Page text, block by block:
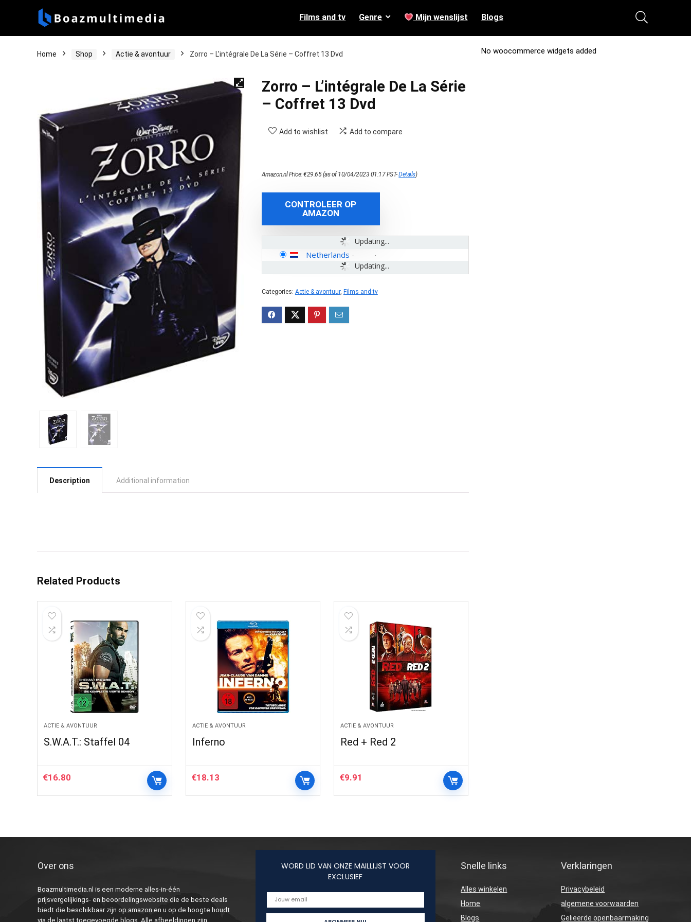
Films and tv Genre Mijn wenslijst Blogs
Home Shop Actie & avontuur Zorro – L’intégrale De La Série – Coffret 13 Dvd
Zorro – L’intégrale De La Série
– Coffret 13 Dvd
Add to wishlist Add to compare
Amazon.nl Price:€29.65(as of 10/04/2023 01:17 PST-Details)
CONTROLEER OP
AMAZON
Updating...
Updating...
Netherlands -
Categories: Actie & avontuur, Films and tv
Description Additional information
Related Products
ACTIE & AVONTUUR
S.W.A.T.: Staffel 04
€16.80
ACTIE & AVONTUUR
Inferno
€18.13
ACTIE & AVONTUUR
Red + Red 2
€9.91
No woocommerce widgets added
Over ons
Boazmultimedia.nl is een moderne alles-in-één
prijsvergelijkings- en beoordelingswebsite die de beste deals
biedt die beschikbaar zijn op amazon en u op de hoogte houdt
via de laatst toegevoegde blogs. Alle afbeeldingen zijn
WORD LID VAN ONZE MAILLIJST VOOR
EXCLUSIEF
Snelle links
Alles winkelen
Home
Blogs
Verklaringen
Privacybeleid
algemene voorwaarden
Gelieerde openbaarmaking